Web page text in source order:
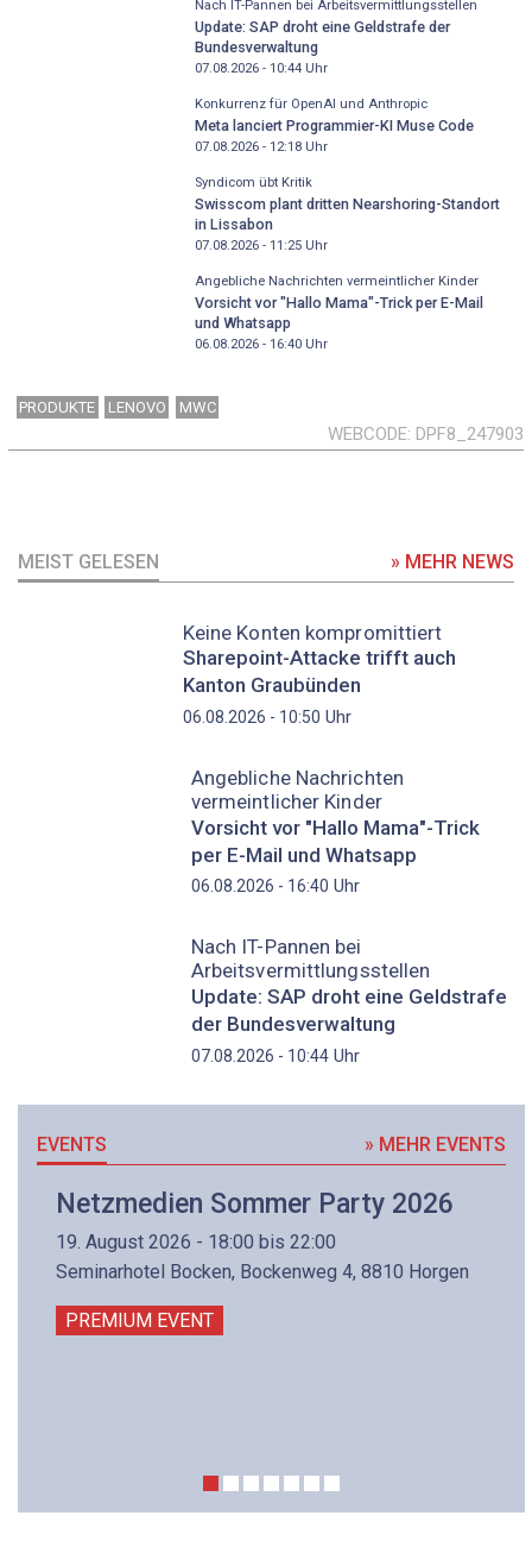
Nach IT-Pannen bei Arbeitsvermittlungsstellen
Update: SAP droht eine Geldstrafe der
Bundesverwaltung
07.08.2026 - 10:44Uhr
Konkurrenz für OpenAI und Anthropic
Meta lanciert Programmier-KI Muse Code
07.08.2026 - 12:18Uhr
Syndicom übt Kritik
Swisscom plant dritten Nearshoring-Standort
in Lissabon
07.08.2026 - 11:25Uhr
Angebliche Nachrichten vermeintlicher Kinder
Vorsicht vor "Hallo Mama"-Trick per E-Mail
und Whatsapp
06.08.2026 - 16:40Uhr
PRODUKTE LENOVO MWC
WEBCODE DPF8_247903
MEIST GELESEN » MEHR NEWS
Keine Konten kompromittiert
Sharepoint-Attacke trifft auch
Kanton Graubünden
06.08.2026 - 10:50 Uhr
Angebliche Nachrichten
vermeintlicher Kinder
Vorsicht vor "Hallo Mama"-Trick
per E-Mail und Whatsapp
06.08.2026 - 16:40 Uhr
Nach IT-Pannen bei
Arbeitsvermittlungsstellen
Update: SAP droht eine Geldstrafe
der Bundesverwaltung
07.08.2026 - 10:44Uhr
EVENTS » MEHR EVENTS
Netzmedien Sommer Party 2026
19. August 2026 - 18:00 bis 22:00
Seminarhotel Bocken, Bockenweg 4, 8810 Horgen
PREMIUM EVENT